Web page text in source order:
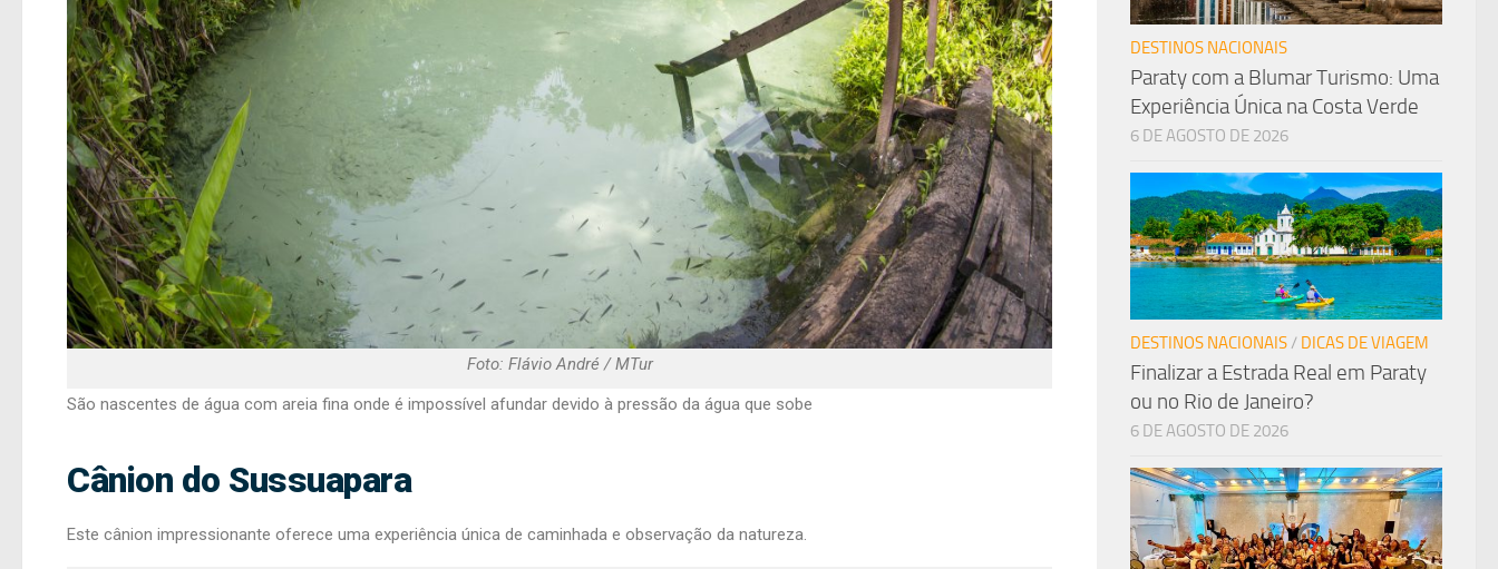
Foto: Flávio André / MTur
São nascentes de água com areia fina onde é impossível afundar devido à pressão da água que sobe
Cânion do Sussuapara
Este cânion impressionante oferece uma experiência única de caminhada e observação da natureza.
DESTINOS NACIONAIS
Paraty com a Blumar Turismo: Uma
Experiência Única na Costa Verde
6 DE AGOSTO DE 2026
DESTINOS NACIONAIS / DICAS DE VIAGEM
Finalizar a Estrada Real em Paraty
ou no Rio de Janeiro?
6 DE AGOSTO DE 2026